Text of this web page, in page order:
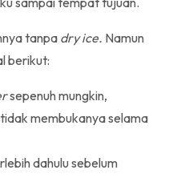
tanpa dry ice. Namun
berikut:
sepenuh mungkin,
membukanya selama
dahulu sebelum